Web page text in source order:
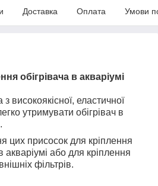
Доставка Оплата Умови
обігрівача в акваріумі
високоякісної, еластичної
утримувати обігрівач в
цих присосок для кріплення
або для кріплення
фільтрів.